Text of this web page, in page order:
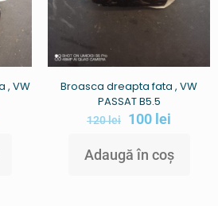
, VW
Broasca dreapta fata , VW
PASSAT B5.5
120lei 100 lei
Adaugă în coș